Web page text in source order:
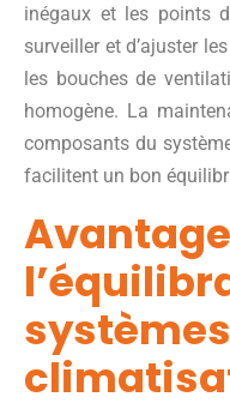
inégaux et les points
surveiller et d’ajuster
les bouches de
homogène. La
composants du
facilitent un bon